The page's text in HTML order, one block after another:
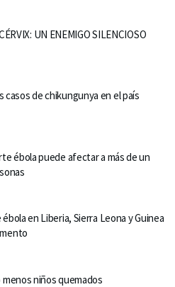
UN ENEMIGO SILENCIOSO
casos de chikungunya en el país
ébola puede afectar a más de un
en Liberia, Sierra Leona y Guinea
menos niños quemados